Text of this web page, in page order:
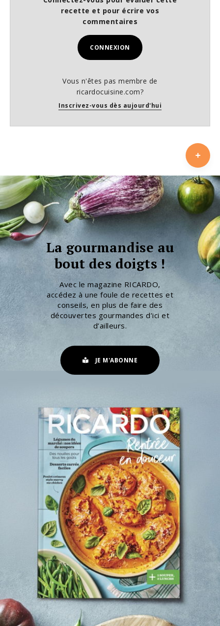
recette et pour écrire vos
commentaires
CONNEXION
Vous n'êtes pas membre de
ricardocuisine.com?
Inscrivez-vous dès aujourd'hui
La gourmandise au
bout des doigts !
Avec le magazine RICARDO,
accédez à une foule de recettes et
conseils, en plus de faire des
découvertes gourmandes d’ici et
d’ailleurs.
JE M'ABONNE